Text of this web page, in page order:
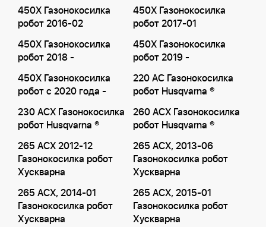
450X Газонокосилка
робот 2016-02
450X Газонокосилка
робот 2017-01
450X Газонокосилка
робот 2018 -
450X Газонокосилка
робот 2019 -
450X Газонокосилка
робот с 2020 года -
220 AC Газонокосилка
робот Husqvarna ®
230 ACX Газонокосилка
робот Husqvarna ®
260 ACX Газонокосилка
робот Husqvarna ®
265 ACX 2012-12
Газонокосилка робот
Хускварна
265 ACX, 2013-06
Газонокосилка робот
Хускварна
265 ACX, 2014-01
Газонокосилка робот
Хускварна
265 ACX, 2015-01
Газонокосилка робот
Хускварна